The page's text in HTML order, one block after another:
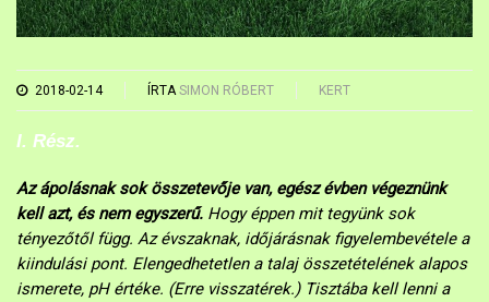
2018-02-14 ÍRTA SIMON RÓBERT KERT
I. Rész.
Az ápolásnak sok összetevője van, egész évben végeznünk
kell azt, és nem egyszerű. Hogy éppen mit tegyünk sok
tényezőtől függ. Az évszaknak, időjárásnak figyelembevétele a
kiindulási pont. Elengedhetetlen a talaj összetételének alapos
ismerete, pH értéke. (Erre visszatérek.) Tisztába kell lenni a